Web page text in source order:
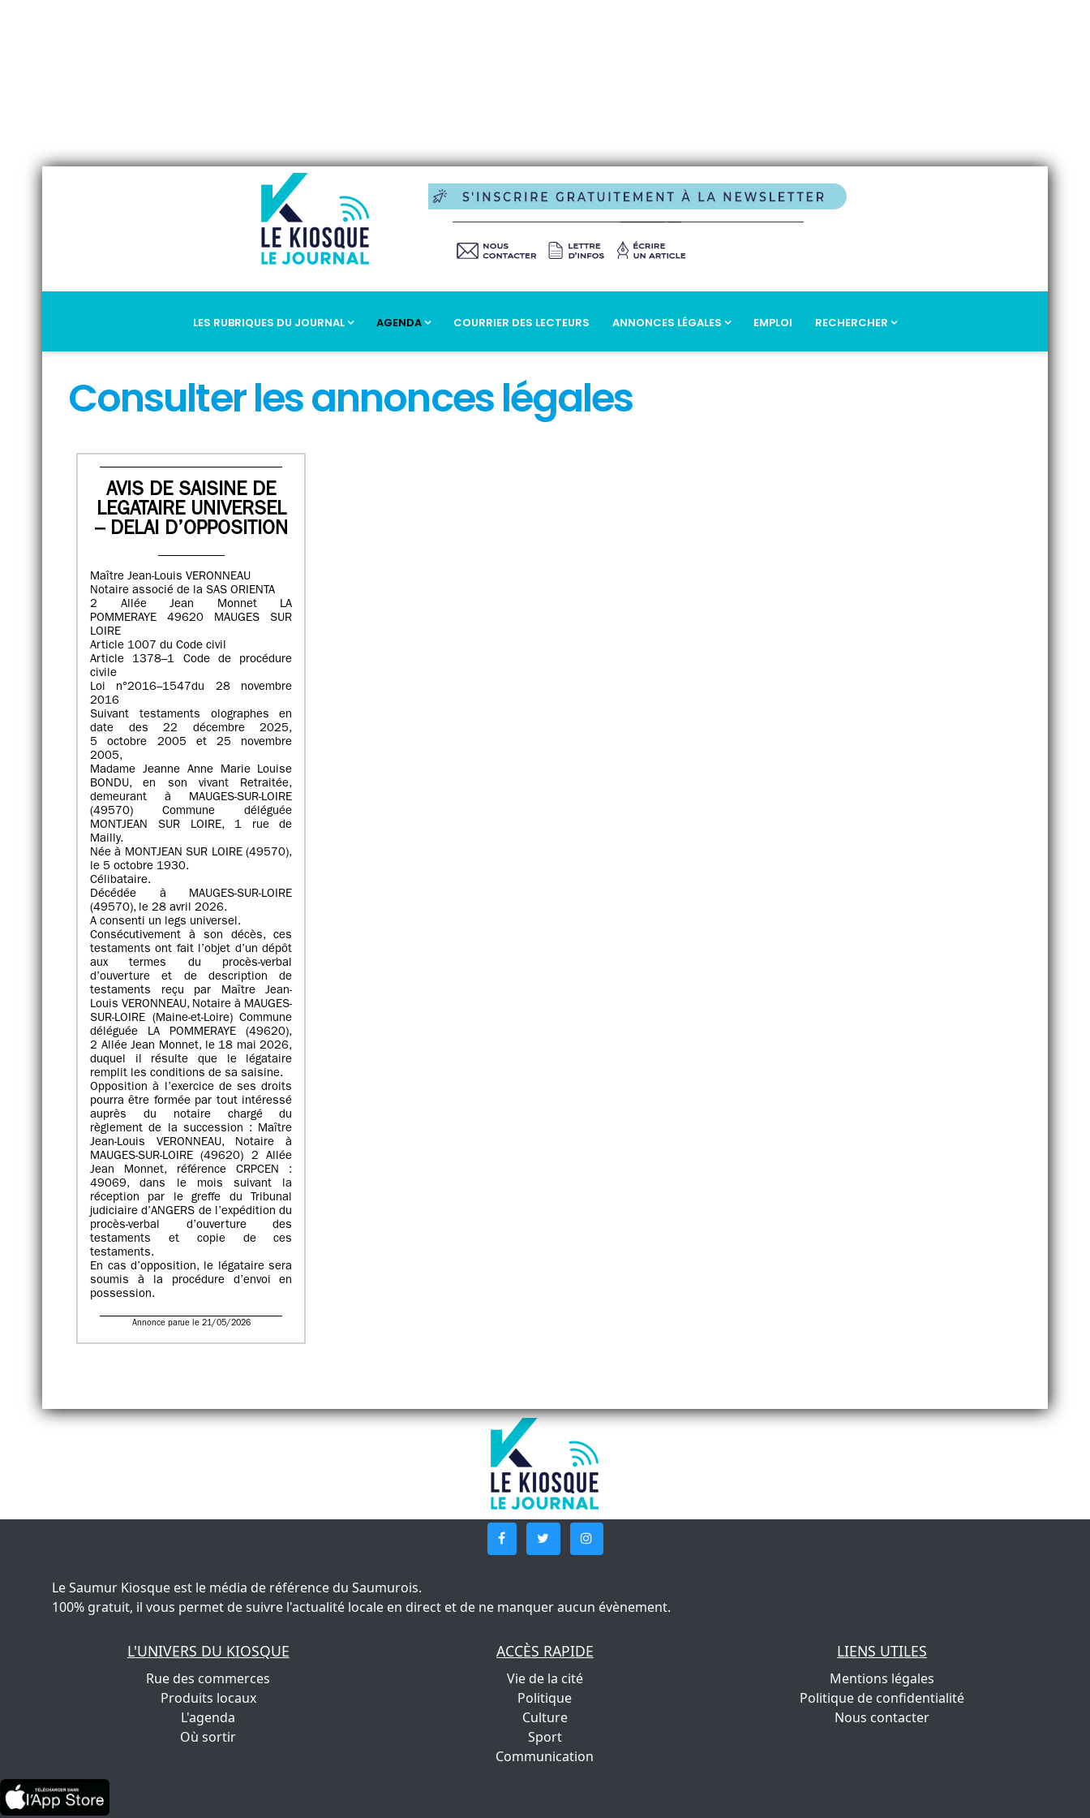
LES RUBRIQUES DU JOURNAL AGENDA COURRIER DES LECTEURS ANNONCES LÉGALES EMPLOI RECHERCHER
Consulter les annonces légales
AVIS DE SAISINE DE
LEGATAIRE UNIVERSEL
– DELAI D’OPPOSITION
Maître Jean-Louis VERONNEAU
Notaire associé de la SAS ORIENTA
2 Allée Jean Monnet LA
POMMERAYE 49620 MAUGES SUR
LOIRE
Article 1007 du Code civil
Article 1378–1 Code de procédure
civile
Loi n°2016–1547du 28 novembre
2016
Suivant testaments olographes en
date des 22 décembre 2025,
5 octobre 2005 et 25 novembre
2005,
Madame Jeanne Anne Marie Louise
BONDU, en son vivant Retraitée,
demeurant à MAUGES-SUR-LOIRE
(49570) Commune déléguée
MONTJEAN SUR LOIRE, 1 rue de
Mailly.
Née à MONTJEAN SUR LOIRE (49570),
le 5 octobre 1930.
Célibataire.
Décédée à MAUGES-SUR-LOIRE
(49570), le 28 avril 2026.
A consenti un legs universel.
Consécutivement à son décès, ces
testaments ont fait l’objet d’un dépôt
aux termes du procès-verbal
d’ouverture et de description de
testaments reçu par Maître Jean-
Louis VERONNEAU, Notaire à MAUGES-
SUR-LOIRE (Maine-et-Loire) Commune
déléguée LA POMMERAYE (49620),
2 Allée Jean Monnet, le 18 mai 2026,
duquel il résulte que le légataire
remplit les conditions de sa saisine.
Opposition à l’exercice de ses droits
pourra être formée par tout intéressé
auprès du notaire chargé du
règlement de la succession : Maître
Jean-Louis VERONNEAU, Notaire à
MAUGES-SUR-LOIRE (49620) 2 Allée
Jean Monnet, référence CRPCEN :
49069, dans le mois suivant la
réception par le greffe du Tribunal
judiciaire d’ANGERS de l’expédition du
procès-verbal d’ouverture des
testaments et copie de ces
testaments.
En cas d’opposition, le légataire sera
soumis à la procédure d’envoi en
possession.
Annonce parue le 21/05/2026
Le Saumur Kiosque est le média de référence du Saumurois.
100% gratuit, il vous permet de suivre l'actualité locale en direct et de ne manquer aucun évènement.
L'UNIVERS DU KIOSQUE
Rue des commerces
Produits locaux
L'agenda
Où sortir
ACCÈS RAPIDE
Vie de la cité
Politique
Culture
Sport
Communication
LIENS UTILES
Mentions légales
Politique de confidentialité
Nous contacter